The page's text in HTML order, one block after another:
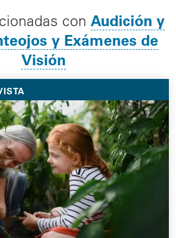
con Audición y
y Exámenes de
Visión